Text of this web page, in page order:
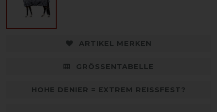
ARTIKEL MERKEN
GRÖSSENTABELLE
HOHE DENIER = EXTREM REISSFEST?